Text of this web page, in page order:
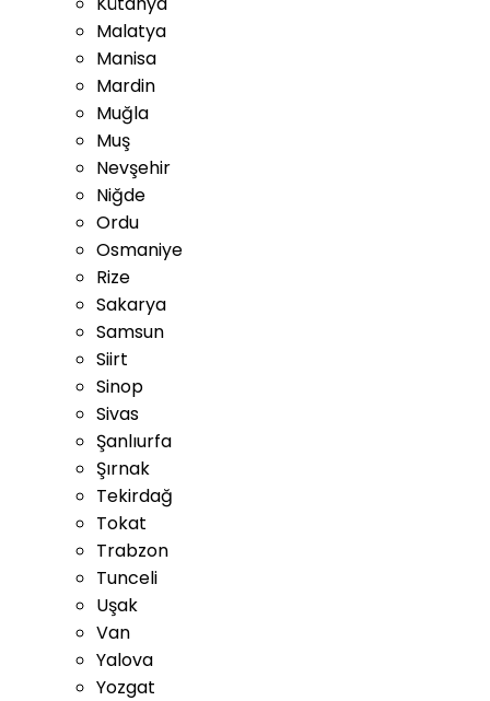
Malatya
Manisa
Mardin
Muğla
Muş
Nevşehir
Niğde
Ordu
Osmaniye
Rize
Sakarya
Samsun
Siirt
Sinop
Sivas
Şanlıurfa
Şırnak
Tekirdağ
Tokat
Trabzon
Tunceli
Uşak
Van
Yalova
Yozgat